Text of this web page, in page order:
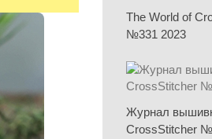
The World of
№331 2023
Журнал
CrossStitcher